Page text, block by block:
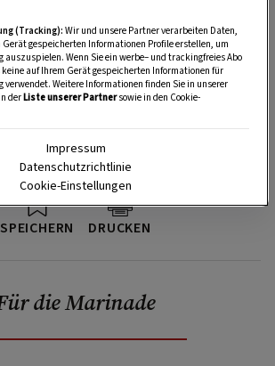
SPEICHERN DRUCKEN
die Marinade
(Tracking):Wir und unsere Partner verarbeiten Daten,
gespeicherten Informationen Profile erstellen, um
auszuspielen. Wenn Sie ein werbe– und trackingfreies Abo
auf Ihrem Gerät gespeicherten Informationen für
verwendet. Weitere Informationen finden Sie in unserer
derListe unserer Partnersowie in den Cookie-
Impressum
Datenschutzrichtlinie
Cookie-Einstellungen